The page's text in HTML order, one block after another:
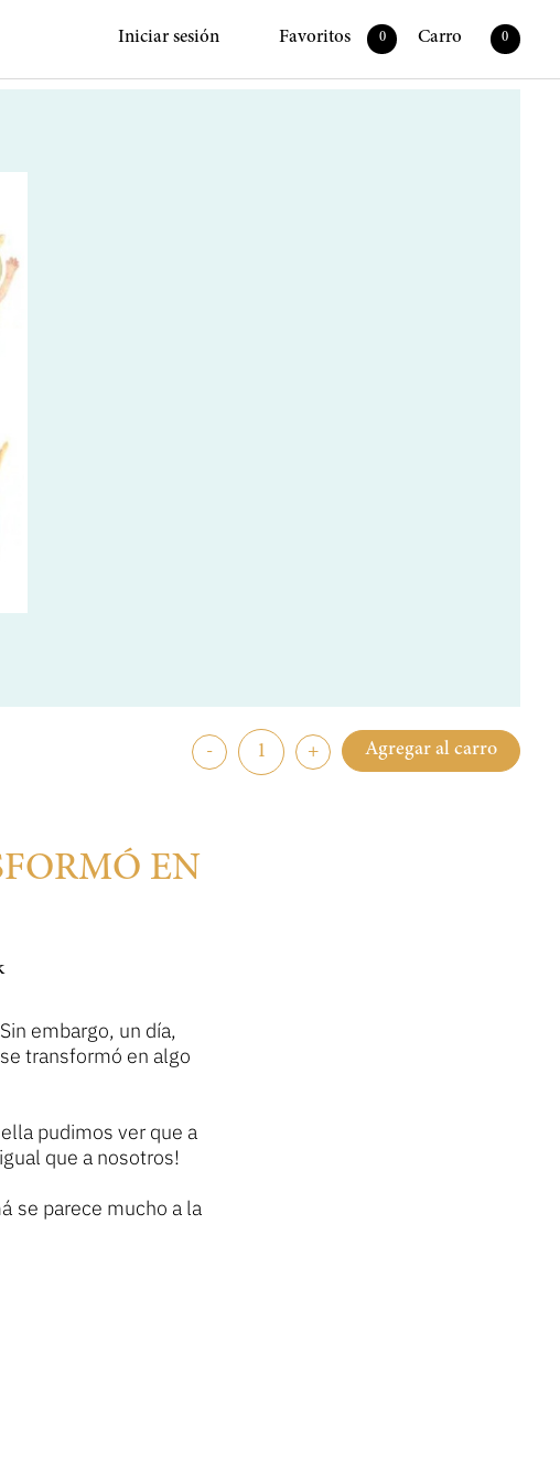
Iniciar sesión Favoritos 0 Carro 0
- + Agregar al carro
EN
embargo, un día,
transformó en algo
pudimos ver que a
que a nosotros!
se parece mucho a la